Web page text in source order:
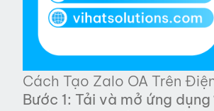
Cách Tạo Zalo OA Trên
Bước 1: Tải và mở ứng dụng